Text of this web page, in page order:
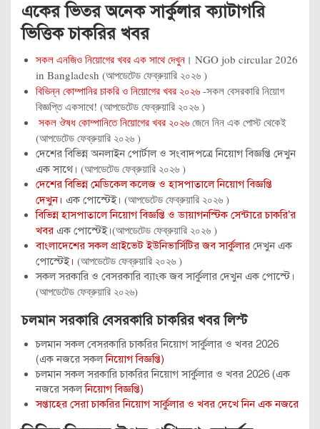
একের ভিতর অনেক সার্কুলার ক্যাটাগরি
ভিত্তিক চাকরির খবর
সকল এনজিও নিয়োগের খবর এক সাথে দেখুন । NGO job circular 2026
in Bangladesh (আপডেটেড ফেব্রুয়ারি ২০২৬ )
বিভিন্ন কোম্পানির চাকরি ও নিয়োগের খবর ২০২৬ -সকল বেসরকারি নিয়োগ
বিজ্ঞপ্তি একসাথে! (আপডেটেড ফেব্রুয়ারি ২০২৬ )
সকল ঔষধ কোম্পানিতে নিয়োগের খবর ২০২৬ জেনে নিন এক পোস্ট থেকেই
(আপডেটেড ফেব্রুয়ারি ২০২৬ )
দেশের বিভিন্ন অনলাইন পোর্টাল ও সংবাদপত্রে নিয়োগ বিজ্ঞপ্তি দেখুন
এক সাথে। (আপডেটেড ফেব্রুয়ারি ২০২৬ )
দেশের বিভিন্ন মেডিকেল কলেজ ও হাসপাতালে নিয়োগ বিজ্ঞপ্তি
দেখুন। এক পোস্টেই। (আপডেটেড ফেব্রুয়ারি ২০২৬ )
বিভিন্ন হাসপাতালে নিয়োগ বিজ্ঞপ্তি ও ডায়াগনস্টিক সেন্টারে চাকরি’র
খবর এক পোস্টেই।(আপডেটেড ফেব্রুয়ারি ২০২৬ )
বাংলাদেশের সকল প্রাইভেট ইউনিভার্সিটির জব সার্কুলার দেখুন এক
পোস্টেই। (আপডেটেড ফেব্রুয়ারি ২০২৬ )
সকল সরকারি ও বেসরকারি ব্যাংক জব সার্কুলার দেখুন এক পোস্টে।
(আপডেটেড ফেব্রুয়ারি ২০২৬)
চলমান সরকারি বেসরকারি চাকরির খবর লিস্ট
চলমান সকল বেসরকারি চাকরির নিয়োগ সার্কুলার ও খবর 2026
(এক নজরে সকলনিয়োগ বিজ্ঞপ্তি)
চলমান সকল সরকারি চাকরির নিয়োগ সার্কুলার ও খবর 2026 (এক
নজরে সকলনিয়োগ বিজ্ঞপ্তি)
সপ্তাহের সেরা চাকরির নিয়োগ সার্কুলার ও খবর দেখে নিন এক নজরে